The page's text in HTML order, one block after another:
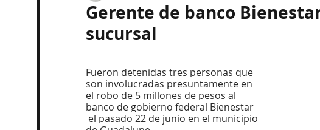
Gerente de banco
sucursal
Fueron detenidas tres personas que
son involucradas presuntamente en
el robo de 5 millones de pesos al
banco de gobierno federal Bienestar
el pasado 22 de junio en el municipio